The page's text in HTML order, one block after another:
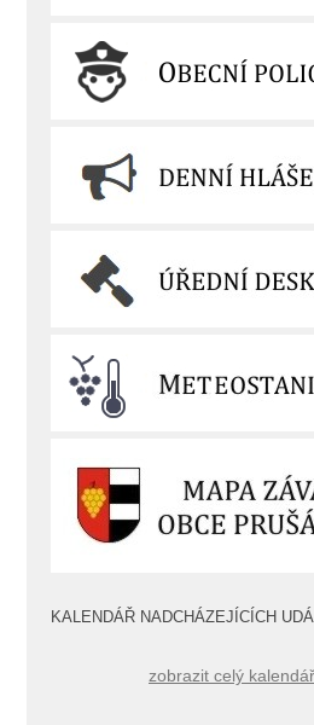
KALENDÁŘ NADCHÁZEJÍCÍCH
zobrazit celý kalendář